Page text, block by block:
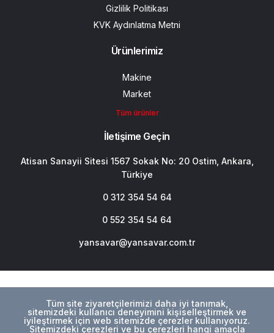
Gizlilik Politikası
KVK Aydınlatma Metni
Ürünlerimiz
Makine
Market
Tüm ürünler
İletişime Geçin
Atisan Sanayii Sitesi 1567 Sokak No: 20 Ostim, Ankara,
Türkiye
0 312 354 54 64
0 552 354 54 64
yansavar@yansavar.com.tr
Tüm site ziyaretçilerimizi daha iyi tanımak,
sitemizdeki kullanıcı deneyimini kişiselleştirmek ve
iyileştirmek için web sitemizde çerezler kullanıyoruz.
Sitemizdeki çerezleri ve bu çerezleri hangi amaçla